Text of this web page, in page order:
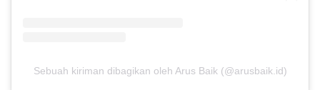
Sebuah kiriman dibagikan oleh Arus Baik (@arusbaik.id)